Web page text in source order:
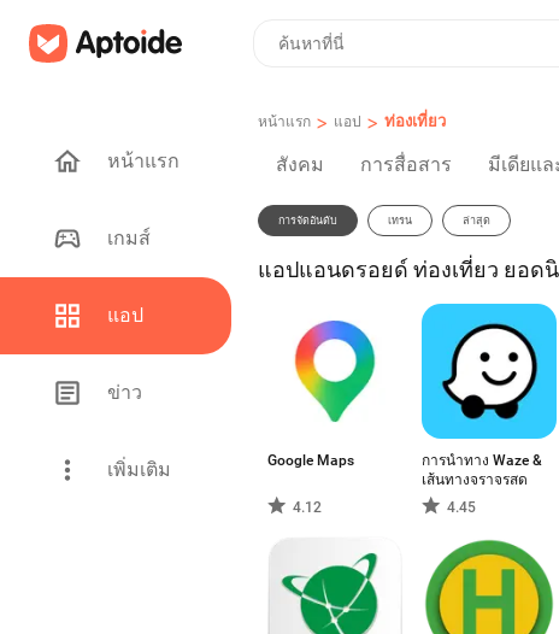
หน้าแรก
เกมส์
แอป
ข่าว
เพิ่มเติม
หน้าแรก > แอป > ท่องเที่ยว
สังคม การสื่อสาร มีเดียแ
การจัดอันดับ เทรน ล่าสุด
แอปแอนดรอยด์ ท่องเที่ยว ยอด
Google Maps
4.12
การนำทาง Waze &
เส้นทางจราจรสด
4.45